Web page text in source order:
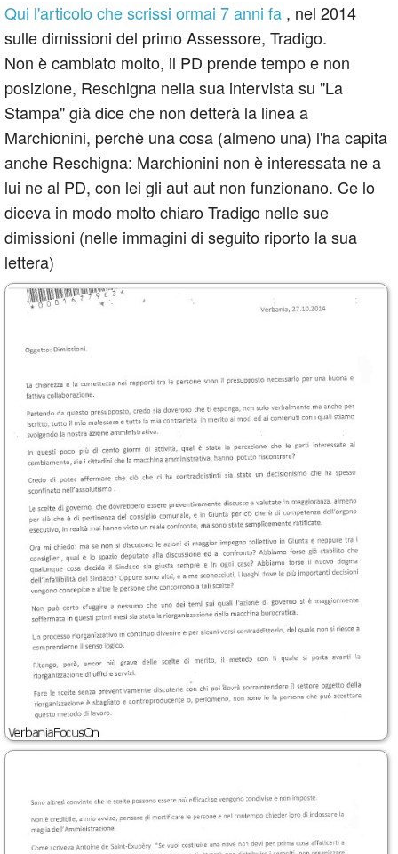
Qui l'articolo che scrissi ormai 7 anni fa , nel 2014
sulle dimissioni del primo Assessore, Tradigo.
Non è cambiato molto, il PD prende tempo e non
posizione, Reschigna nella sua intervista su "La
Stampa" già dice che non detterà la linea a
Marchionini, perchè una cosa (almeno una) l'ha capita
anche Reschigna: Marchionini non è interessata ne a
lui ne al PD, con lei gli aut aut non funzionano. Ce lo
diceva in modo molto chiaro Tradigo nelle sue
dimissioni (nelle immagini di seguito riporto la sua
lettera)